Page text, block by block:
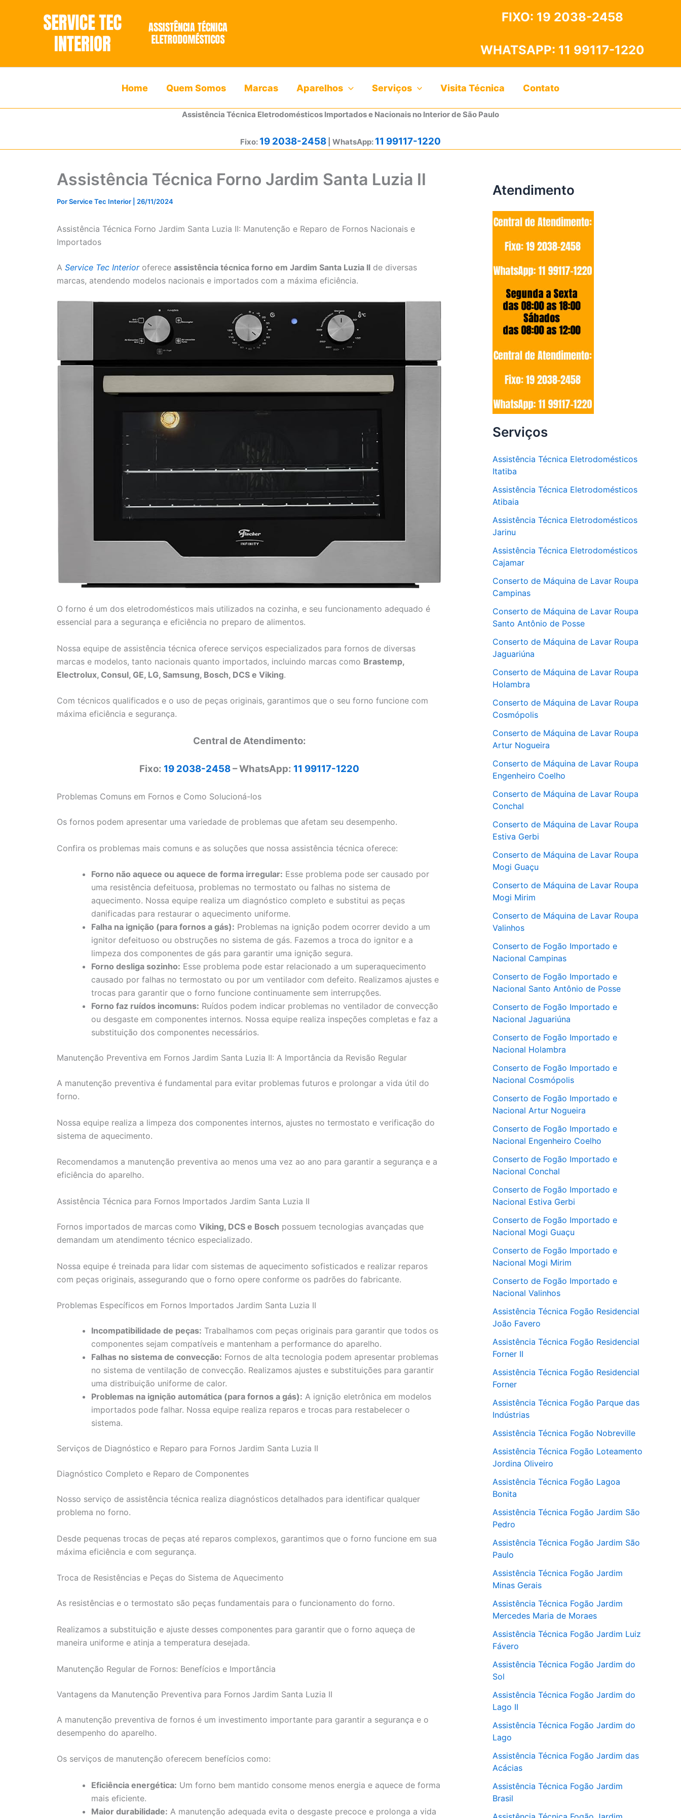
FIXO: 19 2038-2458
WHATSAPP: 11 99117-1220
Home Quem Somos Marcas Aparelhos Serviços Visita Técnica Contato
Assistência Técnica Eletrodomésticos Importados e Nacionais no Interior de São Paulo
Fixo: 19 2038-2458 | WhatsApp: 11 99117-1220
Assistência Técnica Forno Jardim Santa Luzia II
PorService Tec Interior 26/11/2024
Assistência Técnica Forno Jardim Santa Luzia II: Manutenção e Reparo de Fornos Nacionais e
Importados
A Service Tec Interioroferece assistência técnica forno em Jardim Santa Luzia II de diversas
marcas, atendendo modelos nacionais e importados com a máxima eficiência.
O forno é um dos eletrodomésticos mais utilizados na cozinha, e seu funcionamento adequado é
essencial para a segurança e eficiência no preparo de alimentos.
Nossa equipe de assistência técnica oferece serviços especializados para fornos de diversas
marcas e modelos, tanto nacionais quanto importados, incluindo marcas como Brastemp,
Electrolux, Consul, GE, LG, Samsung, Bosch, DCS e Viking.
Com técnicos qualificados e o uso de peças originais, garantimos que o seu forno funcione com
máxima eficiência e segurança.
Central de Atendimento:
Fixo: 19 2038-2458– WhatsApp: 11 99117-1220
Problemas Comuns em Fornos e Como Solucioná-los
Os fornos podem apresentar uma variedade de problemas que afetam seu desempenho.
Confira os problemas mais comuns e as soluções que nossa assistência técnica oferece:
Forno não aquece ou aquece de forma irregular: Esse problema pode ser causado por
uma resistência defeituosa, problemas no termostato ou falhas no sistema de
aquecimento. Nossa equipe realiza um diagnóstico completo e substitui as peças
danificadas para restaurar o aquecimento uniforme.
Falha na ignição (para fornos a gás): Problemas na ignição podem ocorrer devido a um
ignitor defeituoso ou obstruções no sistema de gás. Fazemos a troca do ignitor e a
limpeza dos componentes de gás para garantir uma ignição segura.
Forno desliga sozinho: Esse problema pode estar relacionado a um superaquecimento
causado por falhas no termostato ou por um ventilador com defeito. Realizamos ajustes e
trocas para garantir que o forno funcione continuamente sem interrupções.
Forno faz ruídos incomuns: Ruídos podem indicar problemas no ventilador de convecção
ou desgaste em componentes internos. Nossa equipe realiza inspeções completas e faz a
substituição dos componentes necessários.
Manutenção Preventiva em Fornos Jardim Santa Luzia II: A Importância da Revisão Regular
A manutenção preventiva é fundamental para evitar problemas futuros e prolongar a vida útil do
forno.
Nossa equipe realiza a limpeza dos componentes internos, ajustes no termostato e verificação do
sistema de aquecimento.
Recomendamos a manutenção preventiva ao menos uma vez ao ano para garantir a segurança e a
eficiência do aparelho.
Assistência Técnica para Fornos Importados Jardim Santa Luzia II
Fornos importados de marcas como Viking, DCS e Bosch possuem tecnologias avançadas que
demandam um atendimento técnico especializado.
Nossa equipe é treinada para lidar com sistemas de aquecimento sofisticados e realizar reparos
com peças originais, assegurando que o forno opere conforme os padrões do fabricante.
Problemas Específicos em Fornos Importados Jardim Santa Luzia II
Incompatibilidade de peças: Trabalhamos com peças originais para garantir que todos os
componentes sejam compatíveis e mantenham a performance do aparelho.
Falhas no sistema de convecção: Fornos de alta tecnologia podem apresentar problemas
no sistema de ventilação de convecção. Realizamos ajustes e substituições para garantir
uma distribuição uniforme de calor.
Problemas na ignição automática (para fornos a gás): A ignição eletrônica em modelos
importados pode falhar. Nossa equipe realiza reparos e trocas para restabelecer o
sistema.
Serviços de Diagnóstico e Reparo para Fornos Jardim Santa Luzia II
Diagnóstico Completo e Reparo de Componentes
Nosso serviço de assistência técnica realiza diagnósticos detalhados para identificar qualquer
problema no forno.
Desde pequenas trocas de peças até reparos complexos, garantimos que o forno funcione em sua
máxima eficiência e com segurança.
Troca de Resistências e Peças do Sistema de Aquecimento
As resistências e o termostato são peças fundamentais para o funcionamento do forno.
Realizamos a substituição e ajuste desses componentes para garantir que o forno aqueça de
maneira uniforme e atinja a temperatura desejada.
Manutenção Regular de Fornos: Benefícios e Importância
Vantagens da Manutenção Preventiva para Fornos Jardim Santa Luzia II
A manutenção preventiva de fornos é um investimento importante para garantir a segurança e o
desempenho do aparelho.
Os serviços de manutenção oferecem benefícios como:
Eficiência energética: Um forno bem mantido consome menos energia e aquece de forma
mais eficiente.
Maior durabilidade: A manutenção adequada evita o desgaste precoce e prolonga a vida
Atendimento
Serviços
Assistência Técnica Eletrodomésticos
Itatiba
Assistência Técnica Eletrodomésticos
Atibaia
Assistência Técnica Eletrodomésticos
Jarinu
Assistência Técnica Eletrodomésticos
Cajamar
Conserto de Máquina de Lavar Roupa
Campinas
Conserto de Máquina de Lavar Roupa
Santo Antônio de Posse
Conserto de Máquina de Lavar Roupa
Jaguariúna
Conserto de Máquina de Lavar Roupa
Holambra
Conserto de Máquina de Lavar Roupa
Cosmópolis
Conserto de Máquina de Lavar Roupa
Artur Nogueira
Conserto de Máquina de Lavar Roupa
Engenheiro Coelho
Conserto de Máquina de Lavar Roupa
Conchal
Conserto de Máquina de Lavar Roupa
Estiva Gerbi
Conserto de Máquina de Lavar Roupa
Mogi Guaçu
Conserto de Máquina de Lavar Roupa
Mogi Mirim
Conserto de Máquina de Lavar Roupa
Valinhos
Conserto de Fogão Importado e
Nacional Campinas
Conserto de Fogão Importado e
Nacional Santo Antônio de Posse
Conserto de Fogão Importado e
Nacional Jaguariúna
Conserto de Fogão Importado e
Nacional Holambra
Conserto de Fogão Importado e
Nacional Cosmópolis
Conserto de Fogão Importado e
Nacional Artur Nogueira
Conserto de Fogão Importado e
Nacional Engenheiro Coelho
Conserto de Fogão Importado e
Nacional Conchal
Conserto de Fogão Importado e
Nacional Estiva Gerbi
Conserto de Fogão Importado e
Nacional Mogi Guaçu
Conserto de Fogão Importado e
Nacional Mogi Mirim
Conserto de Fogão Importado e
Nacional Valinhos
Assistência Técnica Fogão Residencial
João Favero
Assistência Técnica Fogão Residencial
Forner II
Assistência Técnica Fogão Residencial
Forner
Assistência Técnica Fogão Parque das
Indústrias
Assistência Técnica Fogão Nobreville
Assistência Técnica Fogão Loteamento
Jordina Oliveiro
Assistência Técnica Fogão Lagoa
Bonita
Assistência Técnica Fogão Jardim São
Pedro
Assistência Técnica Fogão Jardim São
Paulo
Assistência Técnica Fogão Jardim
Minas Gerais
Assistência Técnica Fogão Jardim
Mercedes Maria de Moraes
Assistência Técnica Fogão Jardim Luiz
Fávero
Assistência Técnica Fogão Jardim do
Sol
Assistência Técnica Fogão Jardim do
Lago II
Assistência Técnica Fogão Jardim do
Lago
Assistência Técnica Fogão Jardim das
Acácias
Assistência Técnica Fogão Jardim
Brasil